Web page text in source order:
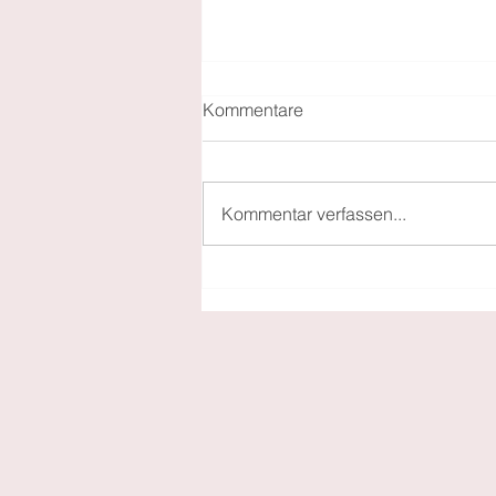
Griechische Inseln voller
Kommentare
Kommentar verfassen...